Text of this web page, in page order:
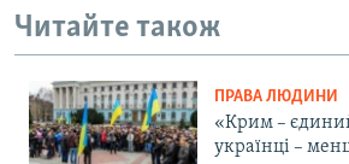
Читайте також
ПРАВА ЛЮДИНИ
«Крим –
українці –